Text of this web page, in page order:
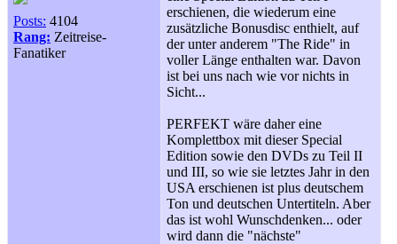
Posts: 4104
Rang: Zeitreise-
Fanatiker
erschienen, die wiederum eine
zusätzliche Bonusdisc enthielt, auf
der unter anderem "The Ride" in
voller Länge enthalten war. Davon
ist bei uns nach wie vor nichts in
Sicht...
PERFEKT wäre daher eine
Komplettbox mit dieser Special
Edition sowie den DVDs zu Teil II
und III, so wie sie letztes Jahr in den
USA erschienen ist plus deutschem
Ton und deutschen Untertiteln. Aber
das ist wohl Wunschdenken... oder
wird dann die "nächste"